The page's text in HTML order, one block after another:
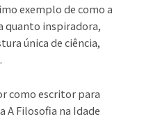
exemplo de como a
inspiradora,
única de ciência,
como escritor para
A Filosofia na Idade